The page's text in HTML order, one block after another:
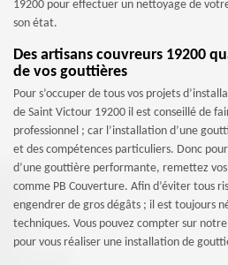
19200 pour effectuer un nettoyage de
son état.
Des artisans couvreurs 19200
de vos gouttières
Pour s’occuper de tous vos projets
de Saint Victour 19200 il est conseillé de
professionnel ; car l’installation d’une
et des compétences particuliers. Donc
d’une gouttière performante, remettez
comme PB Couverture. Afin d’éviter tous
engendrer de gros dégâts ; il est toujours
techniques. Vous pouvez compter sur
pour vous réaliser une installation de